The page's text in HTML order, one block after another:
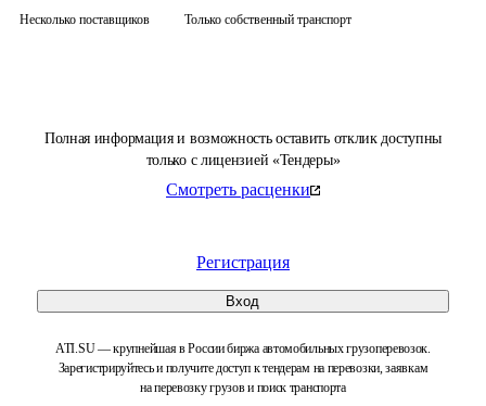
Полная информация и возможность оставить отклик доступны
только с лицензией «Тендеры»
Смотреть расценки
Регистрация
Вход
ATI.SU — крупнейшая в России биржа автомобильных грузоперевозок.
Зарегистрируйтесь и получите доступ к тендерам на перевозки, заявкам
на перевозку грузов и поиск транспорта
Несколько поставщиков Только собственный транспорт